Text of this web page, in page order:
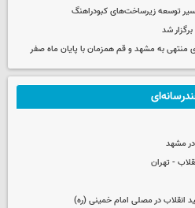
توسعه زیرساخت‌های کبودراهنگ
منتهی به مشهد و قم همزمان با پایان ماه صفر
مشهد
- تهران
انقلاب در مصلی امام خمینی (ره)